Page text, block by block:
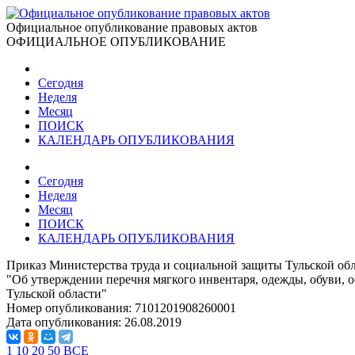
Официальное опубликование правовых актов
ОФИЦИАЛЬНОЕ ОПУБЛИКОВАНИЕ
Сегодня
Неделя
Месяц
ПОИСК
КАЛЕНДАРЬ ОПУБЛИКОВАНИЯ
Сегодня
Неделя
Месяц
ПОИСК
КАЛЕНДАРЬ ОПУБЛИКОВАНИЯ
Приказ Министерства труда и социальной защиты Тульской
"Об утверждении перечня мягкого инвентаря, одежды, обуви,
Тульской области"
Номер опубликования: 7101201908260001
Дата опубликования: 26.08.2019
1 10 20 50 ВСЕ